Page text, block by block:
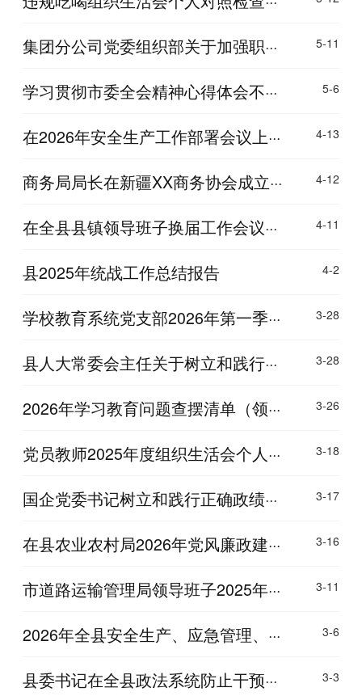
集团分公司党委组织部关于加强职··· 5-11
学习贯彻市委全会精神心得体会不··· 5-6
在2026年安全生产工作部署会议上··· 4-13
商务局局长在新疆XX商务协会成立··· 4-12
在全县县镇领导班子换届工作会议··· 4-11
县2025年统战工作总结报告 4-2
学校教育系统党支部2026年第一季··· 3-28
县人大常委会主任关于树立和践行··· 3-28
2026年学习教育问题查摆清单（领··· 3-26
党员教师2025年度组织生活会个人··· 3-18
国企党委书记树立和践行正确政绩··· 3-17
在县农业农村局2026年党风廉政建··· 3-16
市道路运输管理局领导班子2025年··· 3-11
2026年全县安全生产、应急管理、··· 3-6
县委书记在全县政法系统防止干预··· 3-3